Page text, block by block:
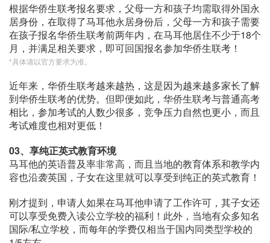
根据华侨生联考报名要求，父母一方和孩子均需取得外国永
居身份，在取得了马耳他永居身份后，父母一方和孩子需要
在孩子报名华侨生联考前两年内，在马耳他居住不少于18个
月，并满足相关要求，即可回国报名参加华侨生联考！
*具体请以官方要求为准。
近年来，华侨生联考越来越热，这是因为越来越多家长了解
到华侨生联考的优势。但即便如此，华侨生联考与普通高考
相比，参加考试的人数少很多，竞争压力自然也更小，而且
考试难度也相对更低！
03、 享纯正英式教育环境
马耳他的英语普及率非常高，而且当地的教育体系和教学内
容也沿袭英国，子女在这里就可以享受到纯正的英式教育！
刚才提到，申请人如果在马耳他申请了工作许可，其子女还
可以享受免费入读公立学校的福利！此外，当地有众多知名
国际/私立学校，而每年的学费仅相当于国内同类型学校的